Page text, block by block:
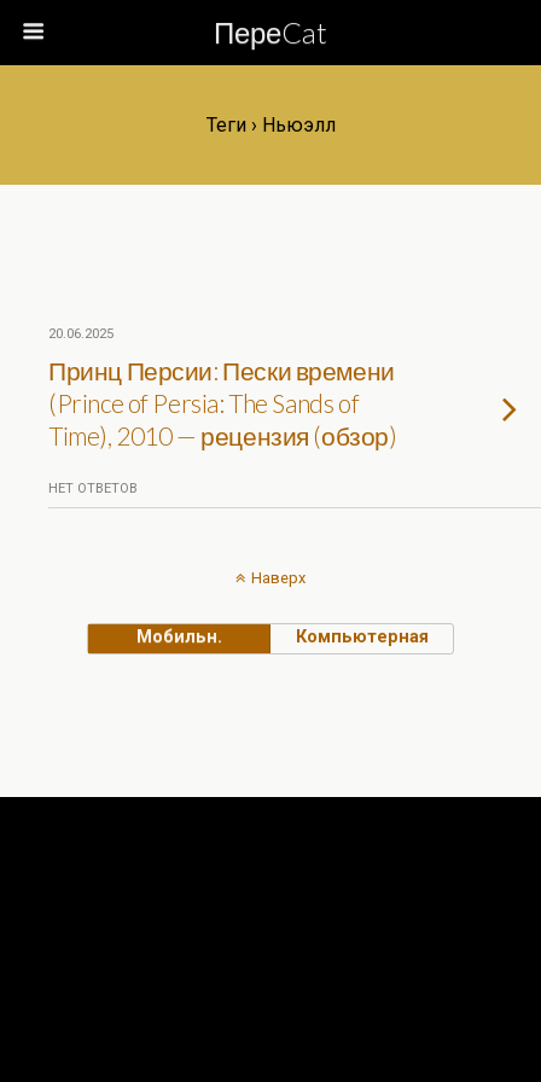
ПереCat
Теги › Ньюэлл
20.06.2025
Принц Персии: Пески времени
(Prince of Persia: The Sands of
Time), 2010 — рецензия (обзор)
НЕТ ОТВЕТОВ
Наверх
Мобильн. Компьютерная